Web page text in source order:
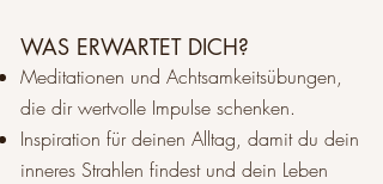
WAS ERWARTET DICH?
Meditationen und Achtsamkeitsübungen,
die dir wertvolle Impulse schenken.
Inspiration für deinen Alltag, damit du dein
inneres Strahlen findest und dein Leben